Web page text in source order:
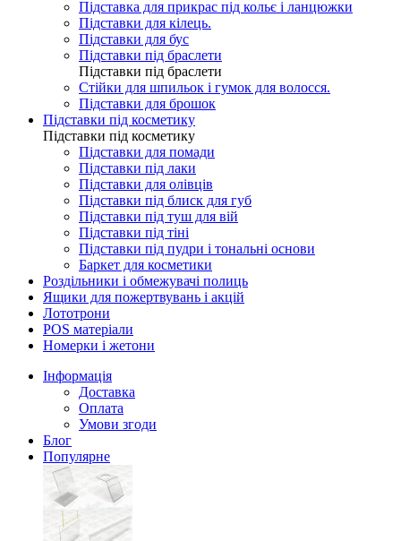
Підставка для прикрас під кольє і ланцюжки
Підставки для кілець.
Підставки для бус
Підставки під браслети
Підставки під браслети
Стійки для шпильок і гумок для волосся.
Підставки для брошок
Підставки під косметику
Підставки під косметику
Підставки для помади
Підставки під лаки
Підставки для олівців
Підставки під блиск для губ
Підставки під туш для вій
Підставки під тіні
Підставки під пудри і тональні основи
Баркет для косметики
Роздільники і обмежувачі полиць
Ящики для пожертвувань і акцій
Лототрони
POS матеріали
Номерки і жетони
Інформація
Доставка
Оплата
Умови згоди
Блог
Популярне